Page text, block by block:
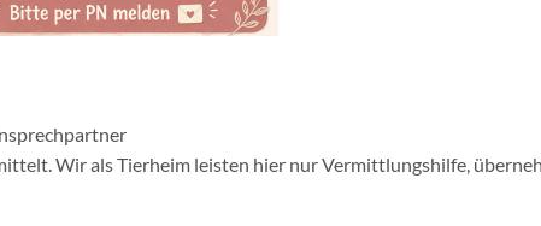
Wir als Tierheim leisten hier nur Vermittlungshilfe,